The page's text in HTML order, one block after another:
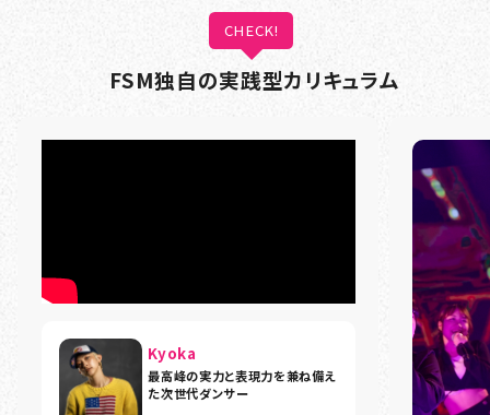
CHECK!
FSM独自の実践型カリキュラム
Kyoka
最高峰の実力と表現力を兼ね備え
た次世代ダンサー